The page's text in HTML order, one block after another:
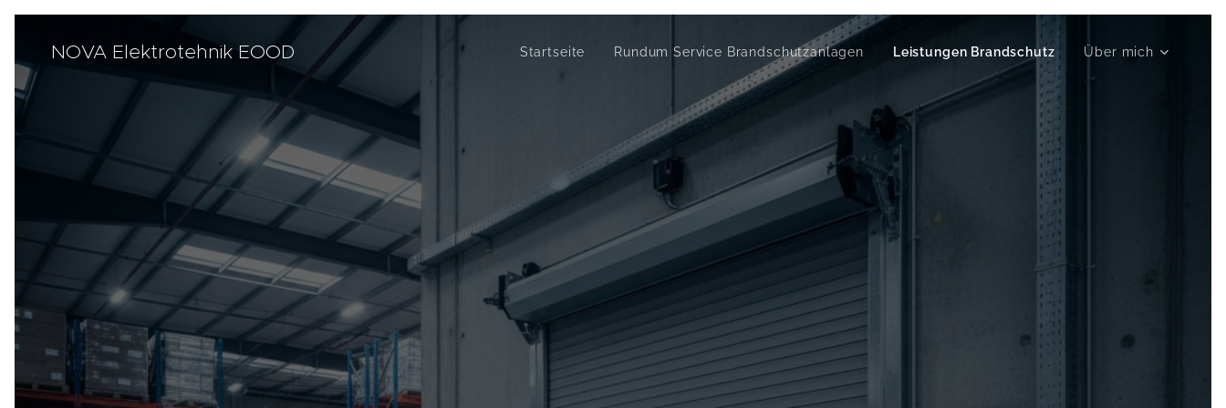
NOVA Elektrotehnik EOOD Startseite Rundum Service Brandschutzanlagen Leistungen Brandschutz Über mich